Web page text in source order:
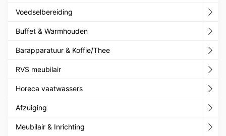
Voedselbereiding
Buffet & Warmhouden
Barapparatuur & Koffie/Thee
RVS meubilair
Horeca vaatwassers
Afzuiging
Meubilair & Inrichting